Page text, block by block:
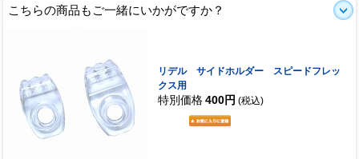
こちらの商品もご一緒にいかがですか？
リデル サイドホルダー スピードフレッ
クス用
特別価格 400円 (税込)